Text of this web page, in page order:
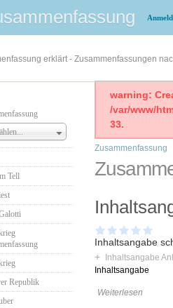
erklärt - Zusammenfassungen
Tell
Republik
warning:
/var/www/
33.
Zusammenfassung
Inhaltsangabe
+
Inhaltsangabe
Inhaltsangabe
Weiterlesen